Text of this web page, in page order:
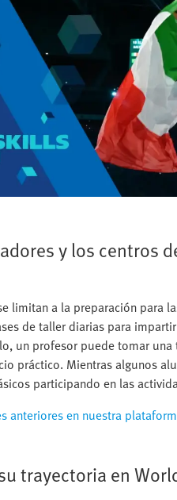
y los centros
limitan a la preparación para
de taller diarias para
un profesor puede tomar
práctico. Mientras algunos
participando en las
anteriores en nuestra
trayectoria en